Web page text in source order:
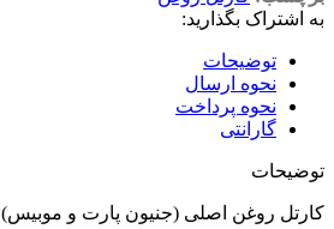
به اشتراک بگذارید:
توضیحات
نحوه ارسال
نحوه پرداخت
گارانتی
توضیحات
کارتل روغن اصلی (جنیون پارت و موبیس)